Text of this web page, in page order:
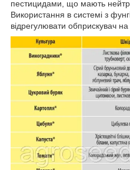
пестицидами, що мають
Використання в системі з
відрегулювати обприскувач